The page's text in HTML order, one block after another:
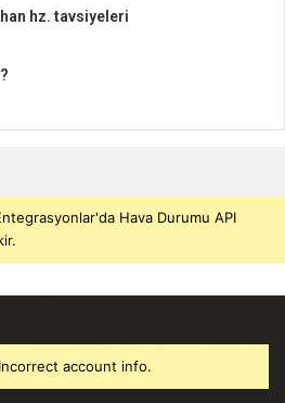
hz. tavsiyeleri
Hava Durumu API
account info.